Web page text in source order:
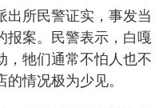
出所民警证实，事发当
报案。民警表示，白嘎
，牠们通常不怕人也不
情况极为少见。